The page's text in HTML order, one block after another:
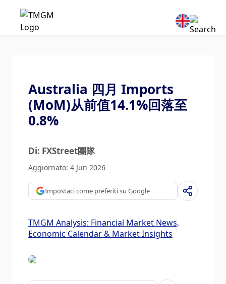
Australia 四月 Imports
(MoM)从前值14.1%回落至
0.8%
Di: FXStreet團隊
Aggiornato: 4 Jun 2026
Impostaci come preferiti su Google
TMGM Analysis: Financial Market News,
Economic Calendar & Market Insights